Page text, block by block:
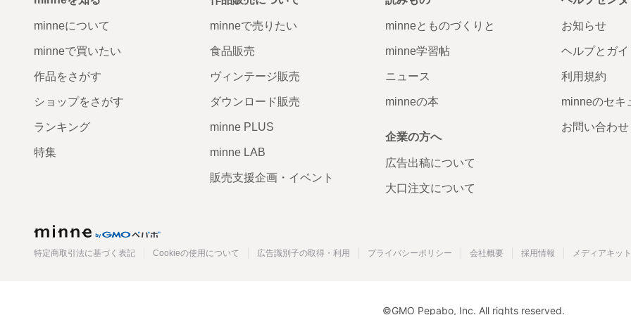
minneについて
minneで買いたい
作品をさがす
ショップをさがす
ランキング
特集
minneで売りたい
食品販売
ヴィンテージ販売
ダウンロード販売
minne PLUS
minne LAB
販売支援企画・イベント
minneとものづくりと
minne学習帖
ニュース
minneの本
企業の方へ
広告出稿について
大口注文について
お知らせ
ヘルプとガイ
利用規約
minneのセキ
お問い合わせ
特定商取引法に基づく表記 Cookieの使用について 広告識別子の取得・利用 プライバシーポリシー 会社概要 採用情報 メディアキット
©GMO Pepabo, Inc. All rights reserved.